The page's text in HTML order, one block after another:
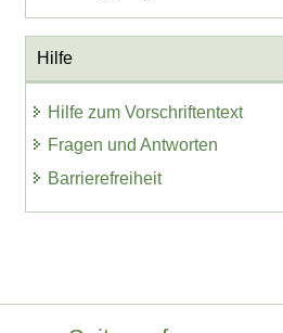
Hilfe
Hilfe zum Vorschriftentext
Fragen und Antworten
Barrierefreiheit